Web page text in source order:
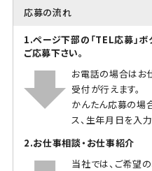
応募の流れ
1.ページ下部の「TEL応募」ボ
ご応募下さい。
お電話の場合はお
受付が行えます。
かんたん応募の場
ス、生年月日を入
2.お仕事相談・お仕事紹介
当社では、ご希望